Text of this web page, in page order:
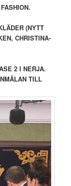
(NYTT
CHRISTINA-
2 I NERJA.
TILL